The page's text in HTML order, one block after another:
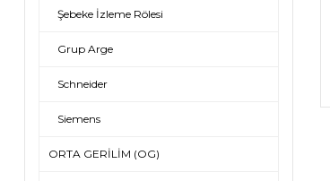
Şebeke İzleme Rölesi
Grup Arge
Schneider
Siemens
ORTA GERİLİM (OG)